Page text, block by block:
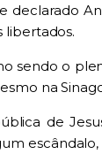
declarado
libertados.
sendo o
na
de